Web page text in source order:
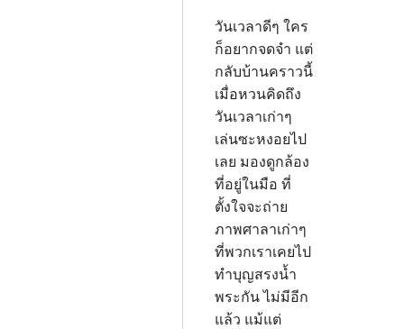
วันเวลาดีๆ ใคร
ก็อยากจดจำ แต่
กลับบ้านคราวนี้
เมื่อหวนคิดถึง
วันเวลาเก่าๆ
เล่นซะหงอยไป
เลย มองดูกล้อง
ที่อยู่ในมือ ที่
ตั้งใจจะถ่าย
ภาพศาลาเก่าๆ
ที่พวกเราเคยไป
ทำบุญสรงน้ำ
พระกัน ไม่มีอีก
แล้ว แม้แต่